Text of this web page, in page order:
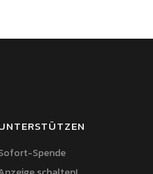
Spende